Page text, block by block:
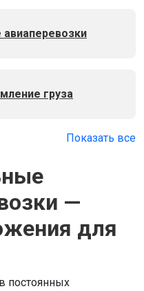
груза
Показать все
—
для
постоянных